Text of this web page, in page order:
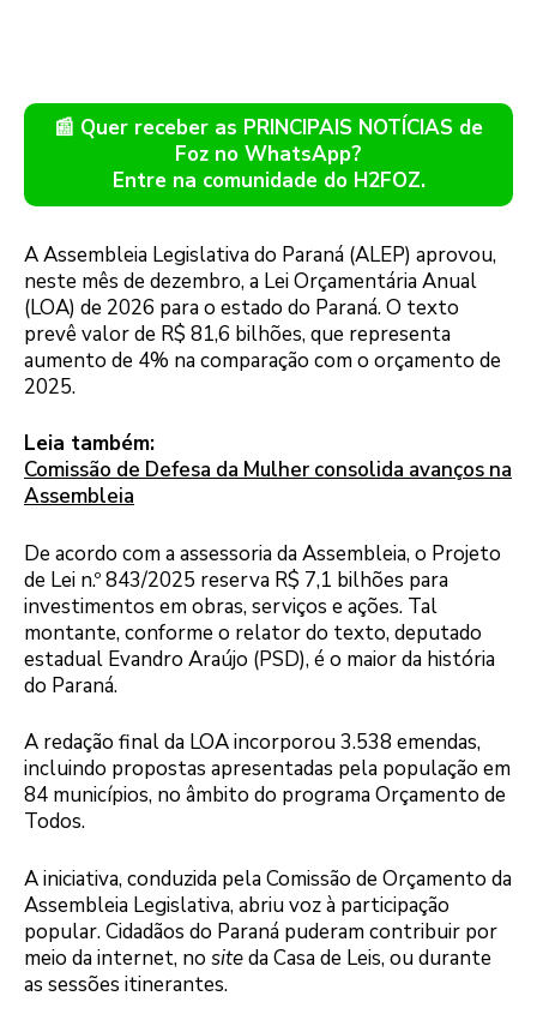
📰 Quer receber as PRINCIPAIS NOTÍCIAS de
Foz no WhatsApp?
Entre na comunidade do H2FOZ.
A Assembleia Legislativa do Paraná (ALEP) aprovou,
neste mês de dezembro, a Lei Orçamentária Anual
(LOA) de 2026 para o estado do Paraná. O texto
prevê valor de R$ 81,6 bilhões, que representa
aumento de 4% na comparação com o orçamento de
2025.
Leia também:
Comissão de Defesa da Mulher consolida avanços na
Assembleia
De acordo com a assessoria da Assembleia, o Projeto
de Lei n.º 843/2025 reserva R$ 7,1 bilhões para
investimentos em obras, serviços e ações. Tal
montante, conforme o relator do texto, deputado
estadual Evandro Araújo (PSD), é o maior da história
do Paraná.
A redação final da LOA incorporou 3.538 emendas,
incluindo propostas apresentadas pela população em
84 municípios, no âmbito do programa Orçamento de
Todos.
A iniciativa, conduzida pela Comissão de Orçamento da
Assembleia Legislativa, abriu voz à participação
popular. Cidadãos do Paraná puderam contribuir por
meio da internet, no siteda Casa de Leis, ou durante
as sessões itinerantes.